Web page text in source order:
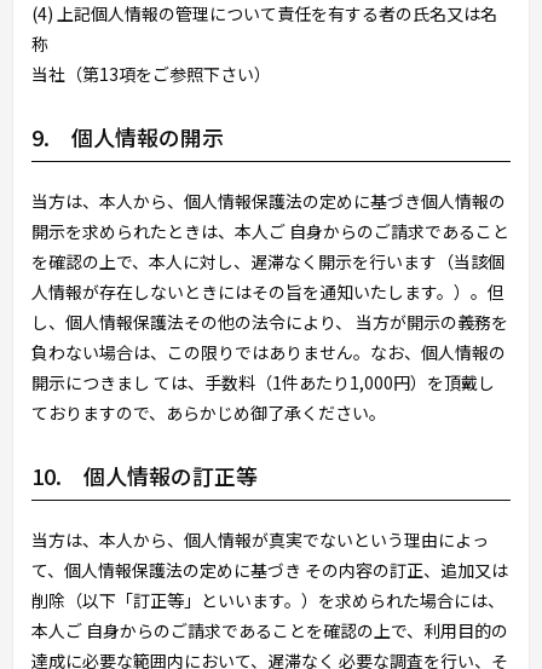
(4) 上記個人情報の管理について責任を有する者の氏名又は名
称
当社（第13項をご参照下さい）
9. 個人情報の開示
当方は、本人から、個人情報保護法の定めに基づき個人情報の
開示を求められたときは、本人ご 自身からのご請求であること
を確認の上で、本人に対し、遅滞なく開示を行います（当該個
人情報が存在しないときにはその旨を通知いたします。）。但
し、個人情報保護法その他の法令により、 当方が開示の義務を
負わない場合は、この限りではありません。なお、個人情報の
開示につきまし ては、手数料（1件あたり1,000円）を頂戴し
ておりますので、あらかじめ御了承ください。
10. 個人情報の訂正等
当方は、本人から、個人情報が真実でないという理由によっ
て、個人情報保護法の定めに基づき その内容の訂正、追加又は
削除（以下「訂正等」といいます。）を求められた場合には、
本人ご 自身からのご請求であることを確認の上で、利用目的の
達成に必要な範囲内において、遅滞なく 必要な調査を行い、そ